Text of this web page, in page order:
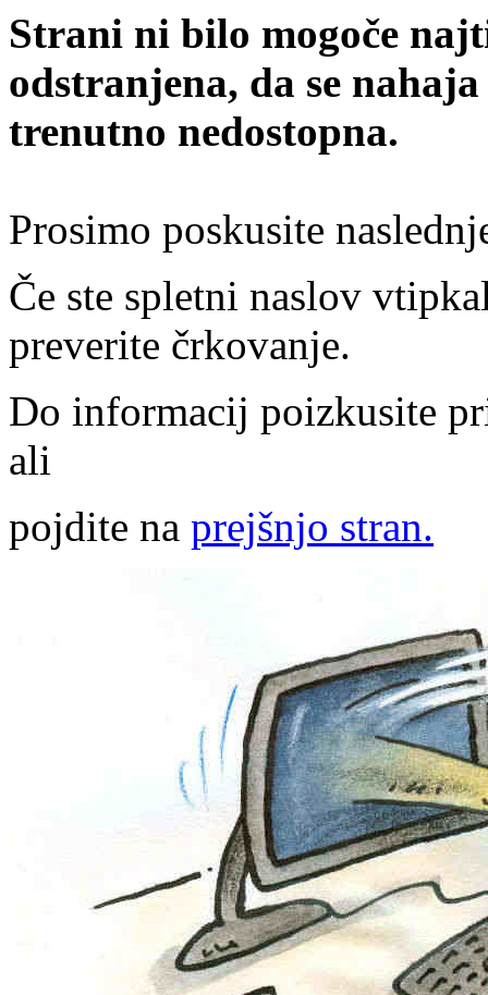
Strani ni bilo mogoče
odstranjena, da se
trenutno nedostopna.
Prosimo poskusite
Če ste spletni naslov
preverite črkovanje.
Do informacij poizkusite
ali
pojdite na prejšnjo stran.